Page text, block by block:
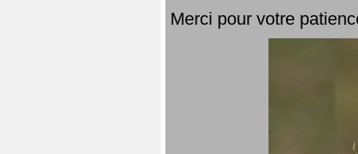
Merci pour votre